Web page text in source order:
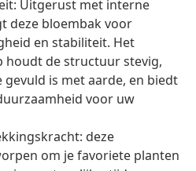
Uitgerust met interne
deze bloembak voor
en stabiliteit. Het
de structuur stevig,
gevuld is met aarde, en biedt
voor uw
deze
om je favoriete planten